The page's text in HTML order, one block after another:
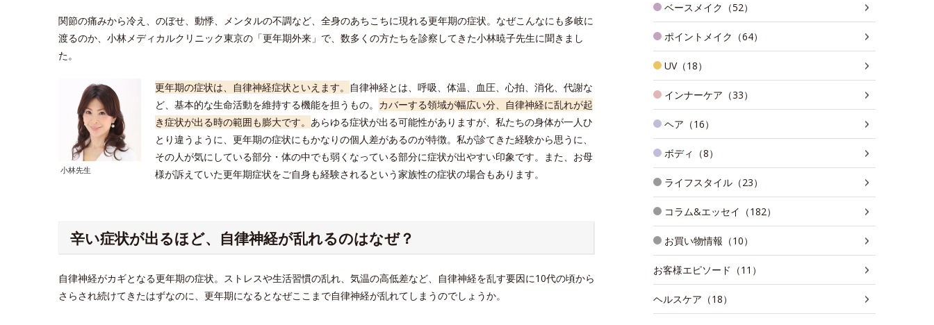
関節の痛みから冷え、のぼせ、動悸、メンタルの不調など、全身のあちこちに現れる更年期の症状。なぜこんなにも多岐に
渡るのか、小林メディカルクリニック東京の「更年期外来」で、数多くの方たちを診察してきた小林暁子先生に聞きまし
た。
小林先生
更年期の症状は、自律神経症状といえます。 自律神経とは、呼吸、体温、血圧、心拍、消化、代謝な
ど、基本的な生命活動を維持する機能を担うもの。 カバーする領域が幅広い分、自律神経に乱れが起
き症状が出る時の範囲も膨大です。 あらゆる症状が出る可能性がありますが、私たちの身体が一人ひ
とり違うように、更年期の症状にもかなりの個人差があるのが特徴。私が診てきた経験から思うに、
その人が気にしている部分・体の中でも弱くなっている部分に症状が出やすい印象です。また、お母
様が訴えていた更年期症状をご自身も経験されるという家族性の症状の場合もあります。
辛い症状が出るほど、自律神経が乱れるのはなぜ？
自律神経がカギとなる更年期の症状。ストレスや生活習慣の乱れ、気温の高低差など、自律神経を乱す要因に10代の頃から
さらされ続けてきたはずなのに、更年期になるとなぜここまで自律神経が乱れてしまうのでしょうか。
ベースメイク（52）
ポイントメイク（64）
UV（18）
インナーケア（33）
ヘア（16）
ボディ（8）
ライフスタイル（23）
コラム&エッセイ（182）
お買い物情報（10）
お客様エピソード（11）
ヘルスケア（18）